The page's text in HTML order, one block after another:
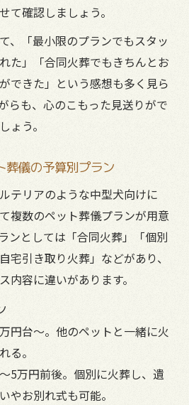
て確認しましょう。
、「最小限のプランでもスタッ
た」「合同火葬でもきちんとお
できた」という感想も多く見ら
らも、心のこもった見送りがで
ょう。
葬儀の予算別プラン
テリアのような中型犬向けに
複数のペット葬儀プランが用意
ンとしては「合同火葬」「個別
宅引き取り火葬」などがあり、
内容に違いがあります。
円台～。他のペットと一緒に火
る。
5万円前後。個別に火葬し、遺
やお別れ式も可能。